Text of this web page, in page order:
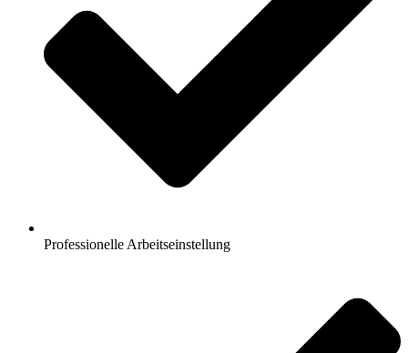
Professionelle Arbeitseinstellung